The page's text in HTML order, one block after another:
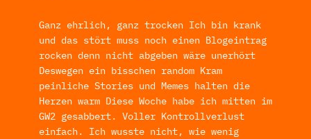
Ganz ehrlich, ganz trocken Ich bin krank
und das stört muss noch einen Blogeintrag
rocken denn nicht abgeben wäre unerhört
Deswegen ein bisschen random Kram
peinliche Stories und Memes halten die
Herzen warm Diese Woche habe ich mitten im
GW2 gesabbert. Voller Kontrollverlust
einfach. Ich wusste nicht, wie wenig